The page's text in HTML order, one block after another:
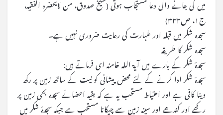
میں کی جانے والی دعا مستجاب ہوتی (شیخ صدوق، من لایحضره الفقیه،
ج۱، ص۳۳۲)
سجدہ شکر میں قبلہ اور طہارت کی رعایت ضروری نہیں ہے۔
سجدہ شکر کا طریقہ
سجدۂ شکر کے بارے میں آیۃ اللہ خامنہ ای فرماتے ہیں:
سجدۂ شکر ادا کرنے کے لئے محض پیشانی کو نیت کے ساتھ زمین پر رکھ
دینا کافی ہے اور احتیاط مستحب یہ ہے کہ بقیہ اعضائے سجدہ بھی زمین پر
رکھے اور کندھے اور سینہ زمین سے چپکانا مستحب ہے جبکہ سجدۂ شکر میں